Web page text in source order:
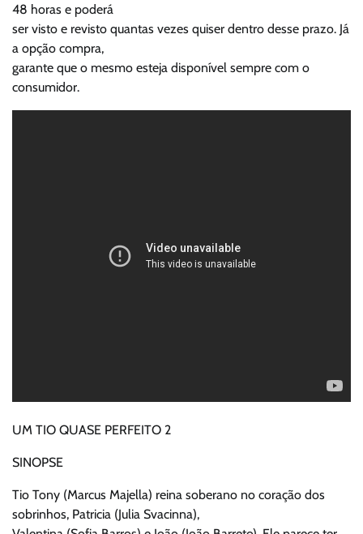
48 horas e poderá
ser visto e revisto quantas vezes quiser dentro desse prazo. Já
a opção compra,
garante que o mesmo esteja disponível sempre com o
consumidor.
UM TIO QUASE PERFEITO 2
SINOPSE
Tio Tony (Marcus Majella) reina soberano no coração dos
sobrinhos, Patricia (Julia Svacinna),